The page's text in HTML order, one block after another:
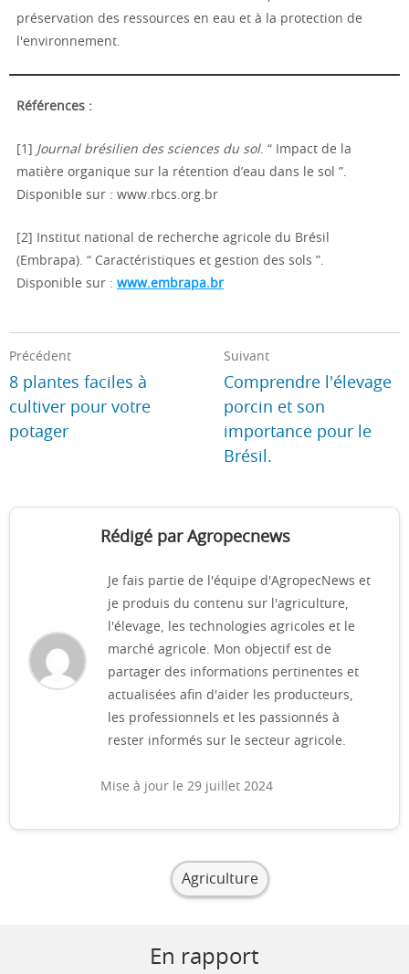
préservation des ressources en eau et à la protection de
l'environnement.
Références :
[1] Journal brésilien des sciences du sol. “ Impact de la
matière organique sur la rétention d’eau dans le sol ”.
Disponible sur : www.rbcs.org.br
[2] Institut national de recherche agricole du Brésil
(Embrapa). “ Caractéristiques et gestion des sols ”.
Disponible sur : www.embrapa.br
Précédent
8 plantes faciles à
cultiver pour votre
potager
Suivant
Comprendre l'élevage
porcin et son
importance pour le
Brésil.
Rédigé par Agropecnews
Je fais partie de l'équipe d'AgropecNews et
je produis du contenu sur l'agriculture,
l'élevage, les technologies agricoles et le
marché agricole. Mon objectif est de
partager des informations pertinentes et
actualisées afin d'aider les producteurs,
les professionnels et les passionnés à
rester informés sur le secteur agricole.
Mise à jour le 29 juillet 2024
Agriculture
En rapport